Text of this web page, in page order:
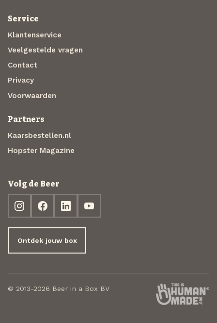
Service
Klantenservice
Veelgestelde vragen
Contact
Privacy
Voorwaarden
Partners
Kaarsbestellen.nl
Hopster Magazine
Volg de Beer
Ontdek jouw box
© 2013-2026 Beer in a Box BV